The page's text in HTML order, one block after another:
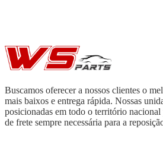
Buscamos oferecer a nossos clientes o
mais baixos e entrega rápida. Nossas
posicionadas em todo o território
de frete sempre necessária para a